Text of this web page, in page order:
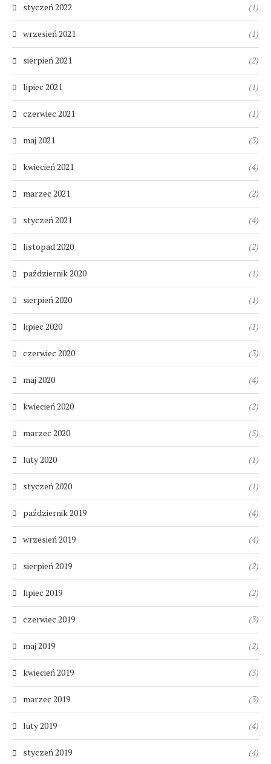
styczeń 2022 (1)
wrzesień 2021 (1)
sierpień 2021 (2)
lipiec 2021 (1)
czerwiec 2021 (1)
maj 2021 (3)
kwiecień 2021 (4)
marzec 2021 (2)
styczeń 2021 (4)
listopad 2020 (2)
październik 2020 (1)
sierpień 2020 (1)
lipiec 2020 (1)
czerwiec 2020 (3)
maj 2020 (4)
kwiecień 2020 (2)
marzec 2020 (5)
luty 2020 (1)
styczeń 2020 (1)
październik 2019 (4)
wrzesień 2019 (4)
sierpień 2019 (2)
lipiec 2019 (2)
czerwiec 2019 (3)
maj 2019 (2)
kwiecień 2019 (3)
marzec 2019 (3)
luty 2019 (4)
styczeń 2019 (4)